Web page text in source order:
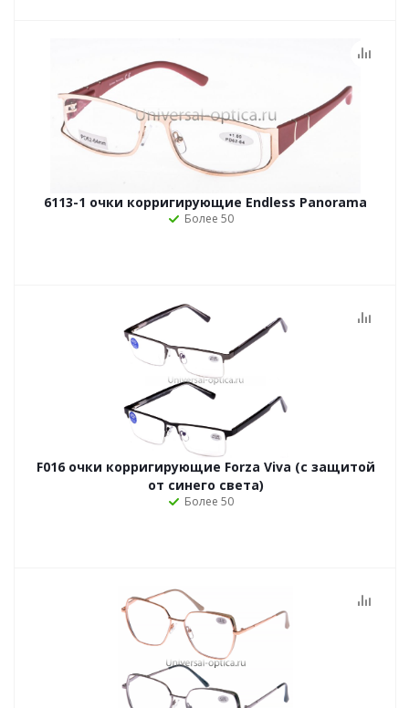
6113-1 очки корригирующие Endless Panorama
Более 50
F016 очки корригирующие Forza Viva (с защитой
от синего света)
Более 50